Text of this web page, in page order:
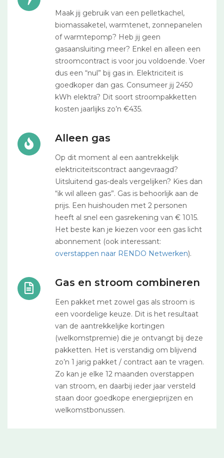
Maak jij gebruik van een pelletkachel,
biomassaketel, warmtenet, zonnepanelen
of warmtepomp? Heb jij geen
gasaansluiting meer? Enkel en alleen een
stroomcontract is voor jou voldoende. Voer
dus een “nul” bij gas in. Elektriciteit is
goedkoper dan gas. Consumeer jij 2450
kWh elektra? Dit soort stroompakketten
kosten jaarlijks zo’n €435.
Alleen gas
Op dit moment al een aantrekkelijk
elektriciteitscontract aangevraagd?
Uitsluitend gas-deals vergelijken? Kies dan
“ik wil alleen gas”. Gas is behoorlijk aan de
prijs. Een huishouden met 2 personen
heeft al snel een gasrekening van € 1015.
Het beste kan je kiezen voor een gas licht
abonnement (ook interessant:
overstappen naar RENDO Netwerken).
Gas en stroom combineren
Een pakket met zowel gas als stroom is
een voordelige keuze. Dit is het resultaat
van de aantrekkelijke kortingen
(welkomstpremie) die je ontvangt bij deze
pakketten. Het is verstandig om blijvend
zo’n 1 jarig pakket / contract aan te vragen.
Zo kan je elke 12 maanden overstappen
van stroom, en daarbij ieder jaar versteld
staan door goedkope energieprijzen en
welkomstbonussen.